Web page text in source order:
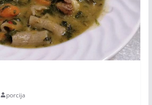
porcija